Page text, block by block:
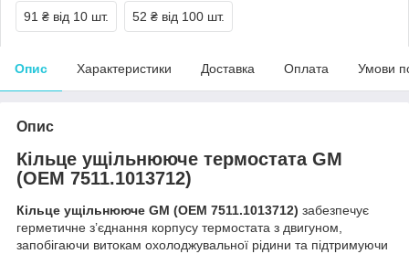
91 ₴ від 10 шт. 52 ₴ від 100 шт.
Опис Характеристики Доставка Оплата Умови
Опис
Кільце ущільнююче термостата GM
(OEM 7511.1013712)
Кільце ущільнююче GM (OEM 7511.1013712) забезпечує
герметичне з’єднання корпусу термостата з двигуном,
запобігаючи витокам охолоджувальної рідини та підтримуючи